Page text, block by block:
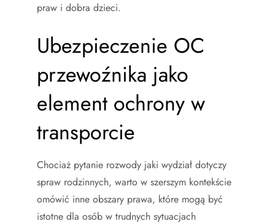
praw i dobra dzieci.
Ubezpieczenie OC
przewoźnika jako
element ochrony w
transporcie
Chociaż pytanie rozwody jaki wydział dotyczy
spraw rodzinnych, warto w szerszym kontekście
omówić inne obszary prawa, które mogą być
istotne dla osób w trudnych sytuacjach